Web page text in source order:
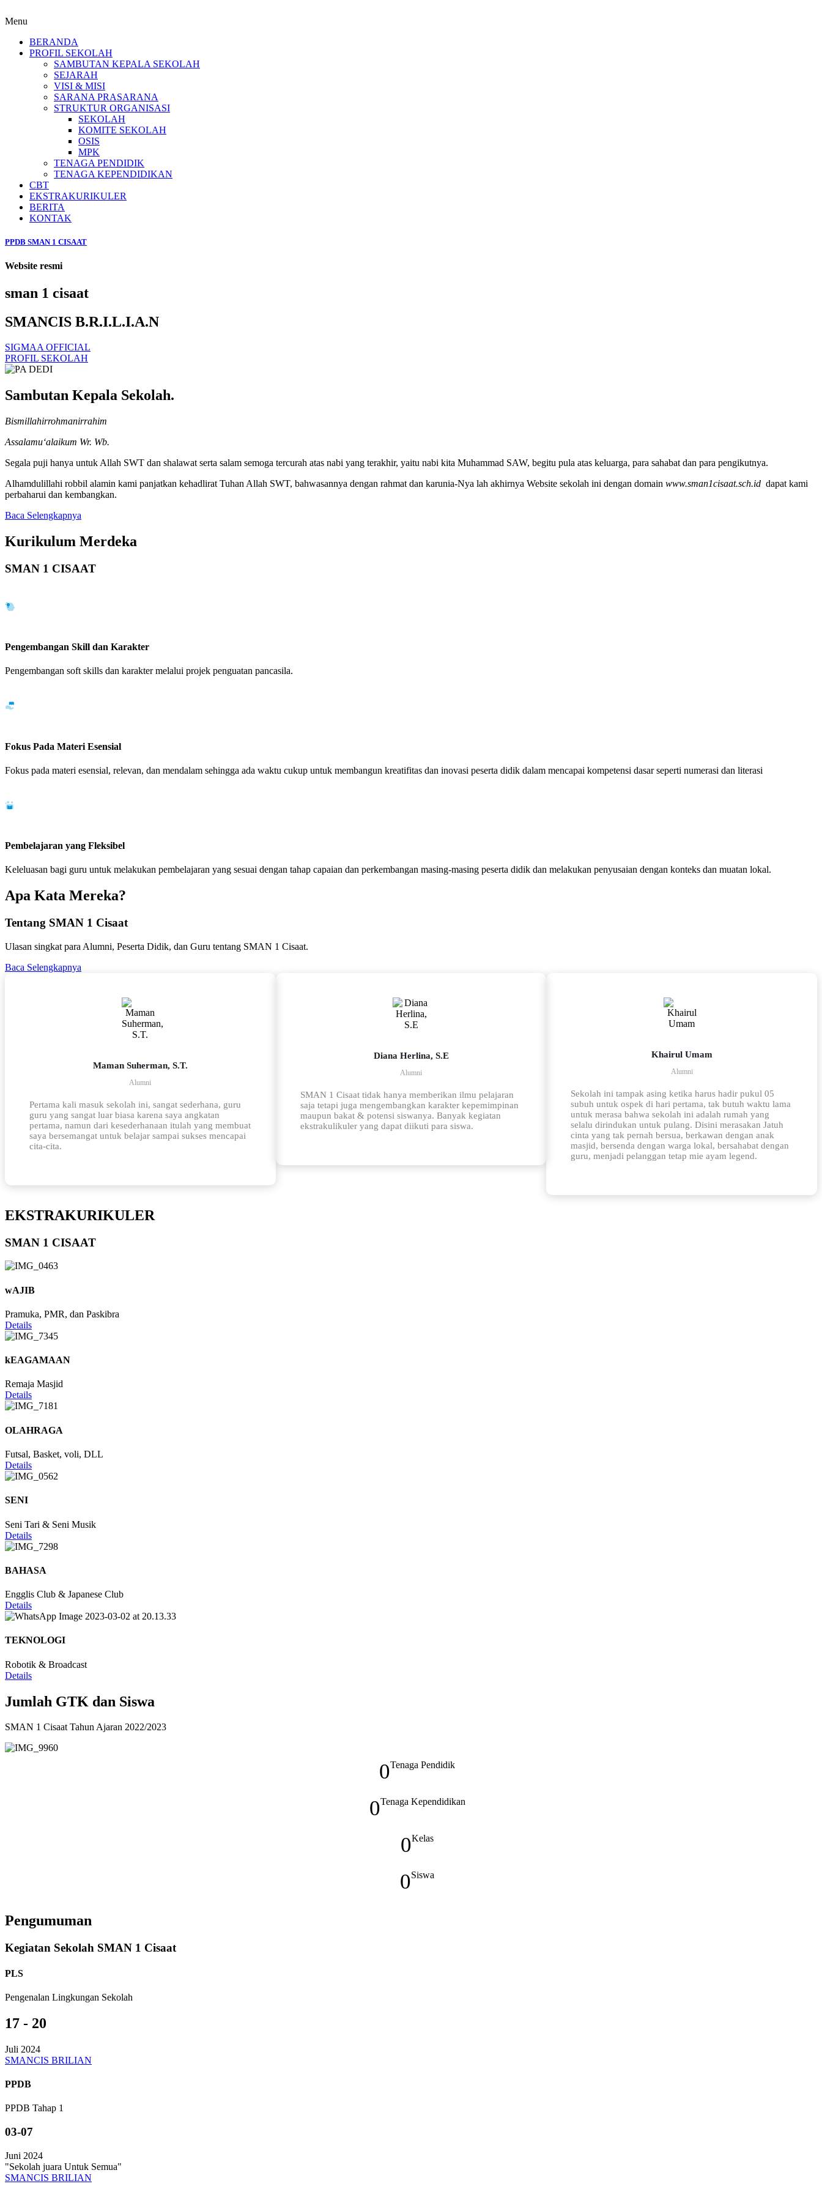
Menu
BERANDA
PROFIL SEKOLAH
SAMBUTAN KEPALA SEKOLAH
SEJARAH
VISI & MISI
SARANA PRASARANA
STRUKTUR ORGANISASI
SEKOLAH
KOMITE SEKOLAH
OSIS
MPK
TENAGA PENDIDIK
TENAGA KEPENDIDIKAN
CBT
EKSTRAKURIKULER
BERITA
KONTAK
PPDB SMAN 1 CISAAT
Website resmi
sman 1 cisaat
SMANCIS B.R.I.L.I.A.N
SIGMAA OFFICIAL
PROFIL SEKOLAH
Sambutan Kepala Sekolah.
Bismillahirrohmanirrahim
Assalamu‘alaikum Wr. Wb.
Segala puji hanya untuk Allah SWT dan shalawat serta salam semoga tercurah atas nabi yang terakhir, yaitu nabi kita Muhammad SAW, begitu pula atas keluarga, para sahabat dan para pengikutnya.
Alhamdulillahi robbil alamin kami panjatkan kehadlirat Tuhan Allah SWT, bahwasannya dengan rahmat dan karunia-Nya lah akhirnya Website sekolah ini dengan domain www.sman1cisaat.sch.id dapat kami
perbaharui dan kembangkan.
Baca Selengkapnya
Kurikulum Merdeka
SMAN 1 CISAAT
Pengembangan Skill dan Karakter
Pengembangan soft skills dan karakter melalui projek penguatan pancasila.
Fokus Pada Materi Esensial
Fokus pada materi esensial, relevan, dan mendalam sehingga ada waktu cukup untuk membangun kreatifitas dan inovasi peserta didik dalam mencapai kompetensi dasar seperti numerasi dan literasi
Pembelajaran yang Fleksibel
Keleluasan bagi guru untuk melakukan pembelajaran yang sesuai dengan tahap capaian dan perkembangan masing-masing peserta didik dan melakukan penyusaian dengan konteks dan muatan lokal.
Apa Kata Mereka?
Tentang SMAN 1 Cisaat
Ulasan singkat para Alumni, Peserta Didik, dan Guru tentang SMAN 1 Cisaat.
Baca Selengkapnya
Maman Suherman, S.T.
Alumni
Pertama kali masuk sekolah ini, sangat sederhana, guru
guru yang sangat luar biasa karena saya angkatan
pertama, namun dari kesederhanaan itulah yang membuat
saya bersemangat untuk belajar sampai sukses mencapai
cita-cita.
Diana Herlina, S.E
Alumni
SMAN 1 Cisaat tidak hanya memberikan ilmu pelajaran
saja tetapi juga mengembangkan karakter kepemimpinan
maupun bakat & potensi siswanya. Banyak kegiatan
ekstrakulikuler yang dapat diikuti para siswa.
Khairul Umam
Alumni
Sekolah ini tampak asing ketika harus hadir pukul 05
subuh untuk ospek di hari pertama, tak butuh waktu lama
untuk merasa bahwa sekolah ini adalah rumah yang
selalu dirindukan untuk pulang. Disini merasakan Jatuh
cinta yang tak pernah bersua, berkawan dengan anak
masjid, bersenda dengan warga lokal, bersahabat dengan
guru, menjadi pelanggan tetap mie ayam legend.
EKSTRAKURIKULER
SMAN 1 CISAAT
wAJIB
Pramuka, PMR, dan Paskibra
Details
kEAGAMAAN
Remaja Masjid
Details
OLAHRAGA
Futsal, Basket, voli, DLL
Details
SENI
Seni Tari & Seni Musik
Details
BAHASA
Engglis Club & Japanese Club
Details
TEKNOLOGI
Robotik & Broadcast
Details
Jumlah GTK dan Siswa
SMAN 1 Cisaat Tahun Ajaran 2022/2023
0Tenaga Pendidik
0Tenaga Kependidikan
0Kelas
0Siswa
Pengumuman
Kegiatan Sekolah SMAN 1 Cisaat
PLS
Pengenalan Lingkungan Sekolah
17 - 20
Juli 2024
SMANCIS BRILIAN
PPDB
PPDB Tahap 1
03-07
Juni 2024
"Sekolah juara Untuk Semua"
SMANCIS BRILIAN